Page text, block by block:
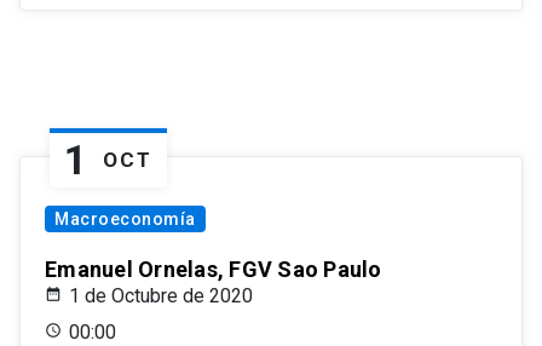
1 OCT
Macroeconomía
Emanuel Ornelas, FGV Sao Paulo
1 de Octubre de 2020
00:00